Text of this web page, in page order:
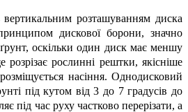
розташуванням диска
дискової борони, значно
оскільки один диск має меншу
рослинні рештки, якісніше
насіння. Однодисковий
під кутом від 3 до 7 градусів до
під час руху частково перерізати, а